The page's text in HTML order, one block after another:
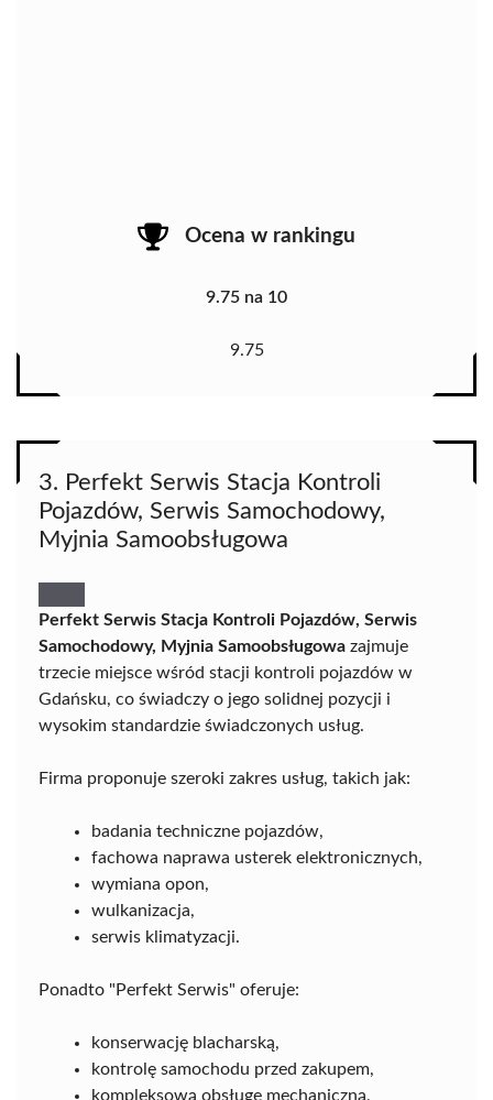
Ocena w rankingu
9.75 na 10
9.75
3. Perfekt Serwis Stacja Kontroli
Pojazdów, Serwis Samochodowy,
Myjnia Samoobsługowa
Perfekt Serwis Stacja Kontroli Pojazdów, Serwis
Samochodowy, Myjnia Samoobsługowa zajmuje
trzecie miejsce wśród stacji kontroli pojazdów w
Gdańsku, co świadczy o jego solidnej pozycji i
wysokim standardzie świadczonych usług.
Firma proponuje szeroki zakres usług, takich jak:
badania techniczne pojazdów,
fachowa naprawa usterek elektronicznych,
wymiana opon,
wulkanizacja,
serwis klimatyzacji.
Ponadto "Perfekt Serwis" oferuje:
konserwację blacharską,
kontrolę samochodu przed zakupem,
kompleksową obsługę mechaniczną,